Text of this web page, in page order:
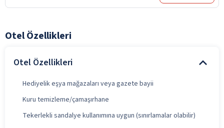
Otel Özellikleri
Otel Özellikleri
Hediyelik eşya mağazaları veya gazete bayii
Kuru temizleme/çamaşırhane
Tekerlekli sandalye kullanımına uygun (sınırlamalar olabilir)